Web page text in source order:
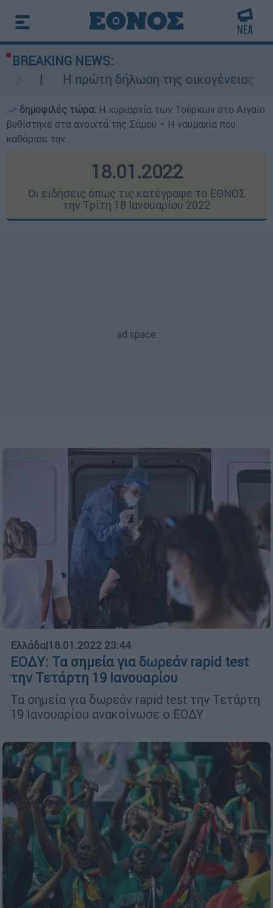
BREAKING NEWS:
δήλωση της οικογένειας της 38χρονης
δημοφιλές τώρα: Η κυριαρχία των Τούρκων στο Αιγαίο
βυθίστηκε στα ανοιχτά της Σάμου – Η ναυμαχία που
καθόρισε την...
18.01.2022
Οι ειδήσεις όπως τις κατέγραψε το ΕΘΝΟΣ
την Τρίτη 18 Ιανουαρίου 2022
Ελλάδα|18.01.2022 23:44
ΕΟΔΥ: Τα σημεία για δωρεάν rapid test
την Τετάρτη 19 Ιανουαρίου
Τα σημεία για δωρεάν rapid test την Τετάρτη
19 Ιανουαρίου ανακοίνωσε ο ΕΟΔΥ